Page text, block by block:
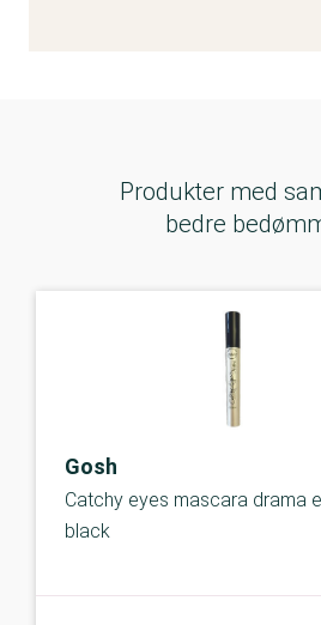
Produkter med
bedre
Gosh
Catchy eyes mascara drama
black
B-kolbe